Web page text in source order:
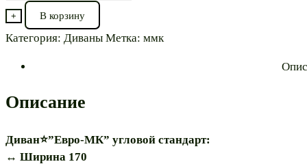
товара
Диван⭐"Евро-
МК
+ В корзину
Категория: Диваны Метка: ммк
Описание
Диван⭐”Евро-МК” угловой стандарт:
↔️ Ширина 170